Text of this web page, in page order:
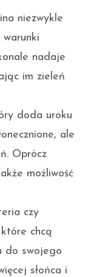
niezwykle
nadaje
im zieleń
doda uroku
ale
Oprócz
możliwość
czy
chcą
do swojego
słońca i